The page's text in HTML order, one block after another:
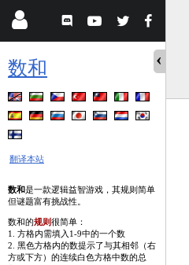
数和
翻译本站
数和是一款逻辑益智游戏，其规则简单
但谜题富有挑战性。
数和的规则很简单：
1. 方格内需填入1-9中的一个数
2. 黑色方格内的数提示了与其相邻（右
方或下方）的连续白色方格中数的总